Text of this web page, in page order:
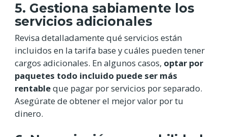
5. Gestiona sabiamente los
servicios adicionales
Revisa detalladamente qué servicios están
incluidos en la tarifa base y cuáles pueden tener
cargos adicionales. En algunos casos, optar por
paquetes todo incluido puede ser más
rentableque pagar por servicios por separado.
Asegúrate de obtener el mejor valor por tu
dinero.